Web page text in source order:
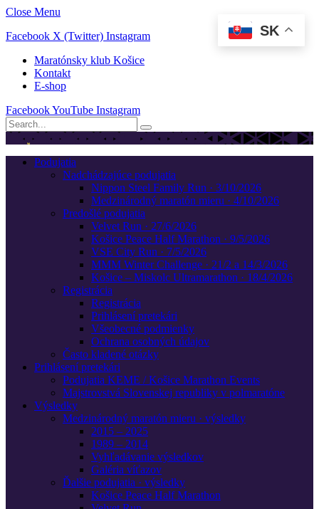
Close Menu
Facebook X (Twitter) Instagram
Maratónsky klub Košice
Kontakt
E-shop
FacebookYouTube Instagram
Podujatia
Nadchádzajúce podujatia
Nippon Steel Family Run · 3/10/2026
Medzinárodný maratón mieru · 4/10/2026
Predošlé podujatia
Velvet Run · 27/6/2026
Košice Peace Half Marathon · 9/5/2026
VSE City Run · 7/5/2026
MMM Winter Challenge · 21/2 a 14/3/2026
Košice – Miskolc Ultramarathon · 18/4/2026
Registrácia
Registrácia
Prihlásení pretekári
Všeobecné podmienky
Ochrana osobných údajov
Často kladené otázky
Prihlásení pretekári
Podujatia KEME / Košice Marathon Events
Majstrovstvá Slovenskej republiky v polmaratóne
Výsledky
Medzinárodný maratón mieru · výsledky
2015 – 2025
1989 – 2014
Vyhľadávanie výsledkov
Galéria víťazov
Ďalšie podujatia · výsledky
Košice Peace Half Marathon
SK